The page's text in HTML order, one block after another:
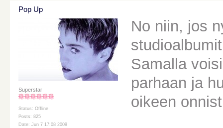
Pop Up
Superstar
Status: Offline
Posts: 825
Date: Jun 7 17:08 2009
No niin, jos
Samalla
parhaan ja
oikeen